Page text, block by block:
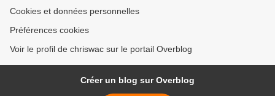
Cookies et données personnelles
Préférences cookies
Voir le profil de chriswac sur le portail Overblog
Créer un blog sur Overblog